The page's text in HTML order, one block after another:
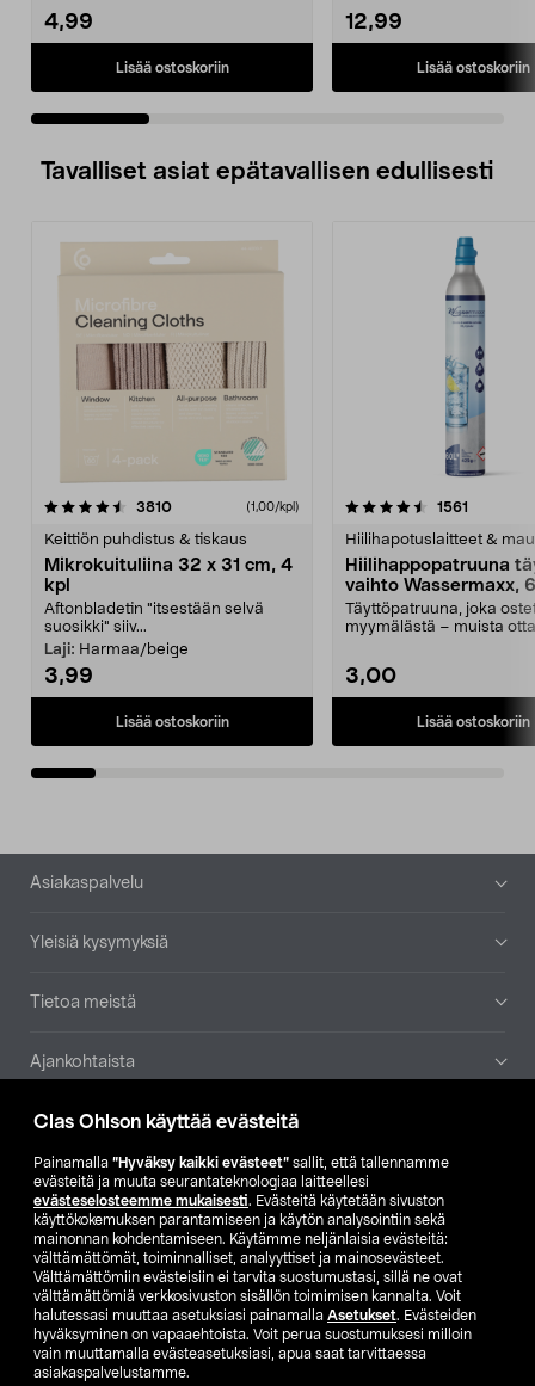
Clas Ohlson käyttää evästeitä
Painamalla ”Hyväksy kaikki evästeet” sallit, että tallennamme
evästeitä ja muuta seurantateknologiaa laitteellesi
evästeselosteemme mukaisesti. Evästeitä käytetään sivuston
käyttökokemuksen parantamiseen ja käytön analysointiin sekä
mainonnan kohdentamiseen. Käytämme neljänlaisia evästeitä:
välttämättömät, toiminnalliset, analyyttiset ja mainosevästeet.
Välttämättömiin evästeisiin ei tarvita suostumustasi, sillä ne ovat
välttämättömiä verkkosivuston sisällön toimimisen kannalta. Voit
halutessasi muuttaa asetuksiasi painamalla Asetukset. Evästeiden
hyväksyminen on vapaaehtoista. Voit perua suostumuksesi milloin
vain muuttamalla evästeasetuksiasi, apua saat tarvittaessa
asiakaspalvelustamme.
4,99
Lisää ostoskoriin
12,99
Lisää ostoskoriin
Tavalliset asiat epätavallisen edullisesti
3810arvostelut (1,00/kpl)
Keittiön puhdistus & tiskaus
Mikrokuituliina 32 x 31 cm, 4
kpl
Aftonbladetin "itsestään selvä
suosikki" siiv...
Laji: Harmaa/beige
3,99
Lisää ostoskoriin
4.5viidestä
1561
Hiilihapotuslaitteet &
Hiilihappopatruuna
vaihto Wassermaxx,
Täyttöpatruuna, joka
myymälästä – muista
3,00
Lisää ostoskoriin
4.5viidestä
Alatunniste
Asiakaspalvelu
Yleisiä kysymyksiä
Tietoa meistä
Ajankohtaista
Muut yrityksemme
Etsi myymälä
SE NO FI
FI SV